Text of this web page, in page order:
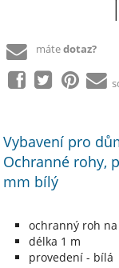
mátedotaz?
Vybavení pro
Ochranné rohy,
mm bílý
ochranný roh
délka 1 m
provedení - bílá